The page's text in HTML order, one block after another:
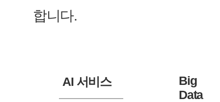
합니다.
AI 서비스
Big
Data